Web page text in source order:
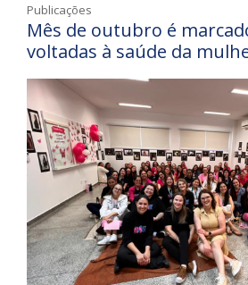
Publicações
Mês de outubro é
voltadas à saúde da